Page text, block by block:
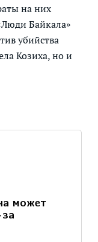
на них
Байкала»
убийства
Козиха, но и
может